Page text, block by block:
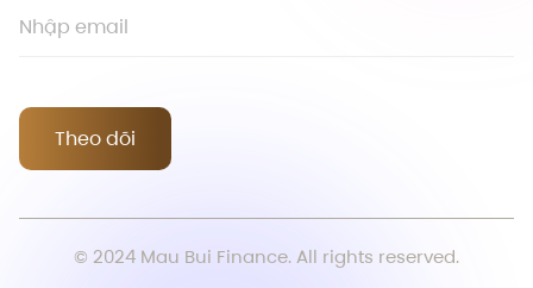
Theo dõi
© 2024 Mau Bui Finance. All rights reserved.